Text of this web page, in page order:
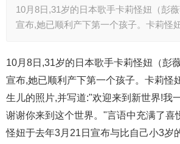
10月8日,31岁的日本歌手卡莉怪妞（彭
宣布,她已顺利产下第一个孩子。卡莉怪
10月8日,31岁的日本歌手卡莉怪妞（彭
宣布,她已顺利产下第一个孩子。卡莉怪
生儿的照片,并写道:"欢迎来到新世界!我
谢谢你来到这个世界。"言语中充满了喜
怪妞于去年3月21日宣布与比自己小3岁